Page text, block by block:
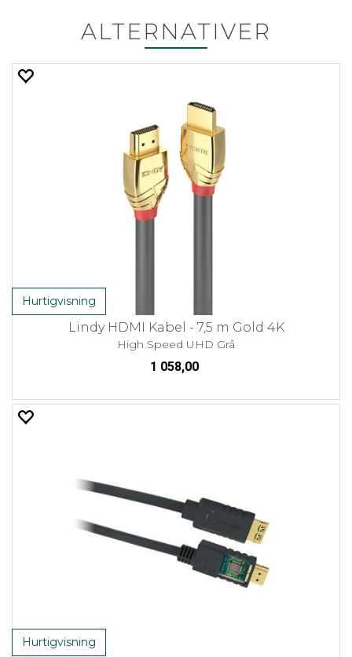
ALTERNATIVER
Hurtigvisning
Lindy HDMI Kabel - 7,5 m Gold 4K
High Speed UHD Grå
1 058,00
Hurtigvisning